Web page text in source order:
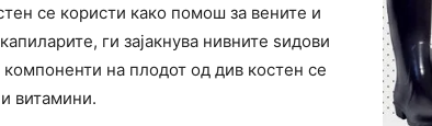
се користи како помош за вените и
ги зајакнува нивните ѕидови
на плодот од див костен се
витамини.